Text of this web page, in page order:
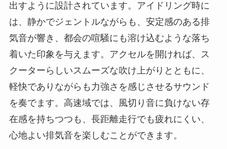
出すように設計されています。アイドリング時に
は、静かでジェントルながらも、安定感のある排
気音が響き、都会の喧騒にも溶け込むような落ち
着いた印象を与えます。アクセルを開ければ、ス
クーターらしいスムーズな吹け上がりとともに、
軽快でありながらも力強さを感じさせるサウンド
を奏でます。高速域では、風切り音に負けない存
在感を持ちつつも、長距離走行でも疲れにくい、
心地よい排気音を楽しむことができます。